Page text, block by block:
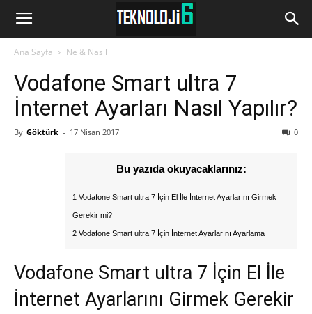
www.Teknoloji6.com
Ana Sayfa Ne & Nasıl
Vodafone Smart ultra 7
İnternet Ayarları Nasıl Yapılır?
By Göktürk - 17 Nisan 2017 0
Bu yazıda okuyacaklarınız:
1 Vodafone Smart ultra 7 İçin El İle İnternet Ayarlarını Girmek
Gerekir mi?
2 Vodafone Smart ultra 7 İçin İnternet Ayarlarını Ayarlama
Vodafone Smart ultra 7 İçin El İle
İnternet Ayarlarını Girmek Gerekir